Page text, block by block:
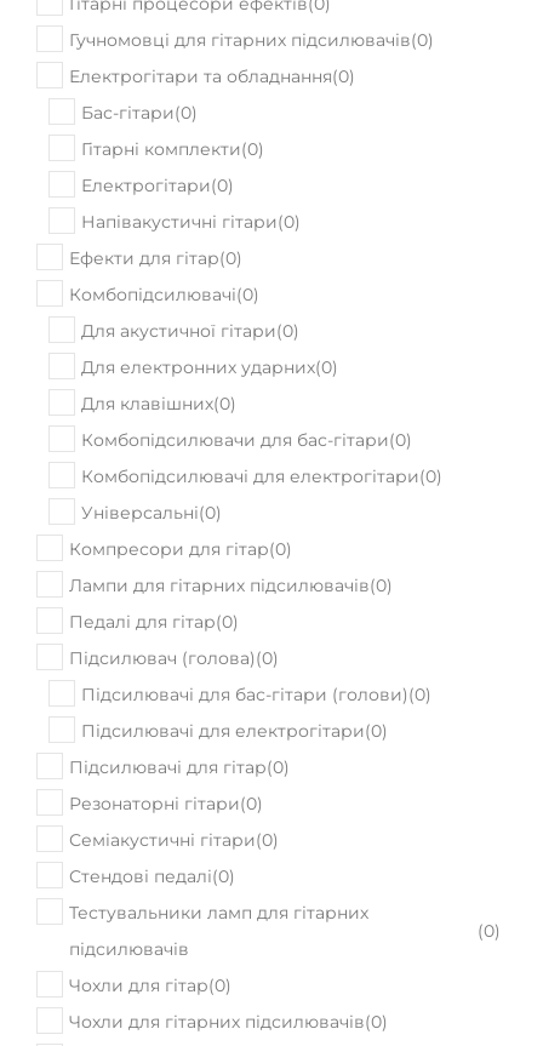
Гучномовці для гітарних підсилювачів(0)
Електрогітари та обладнання(0)
Бас-гітари(0)
Гітарні комплекти(0)
Електрогітари(0)
Напівакустичні гітари(0)
Ефекти для гітар(0)
Комбопідсилювачі(0)
Для акустичної гітари(0)
Для електронних ударних(0)
Для клавішних(0)
Комбопідсилювачи для бас-гітари(0)
Комбопідсилювачі для електрогітари(0)
Універсальні(0)
Компресори для гітар(0)
Лампи для гітарних підсилювачів(0)
Педалі для гітар(0)
Підсилювач (голова)(0)
Підсилювачі для бас-гітари (голови)(0)
Підсилювачі для електрогітари(0)
Підсилювачі для гітар(0)
Резонаторні гітари(0)
Семіакустичні гітари(0)
Стендові педалі(0)
Тестувальники ламп для гітарних
підсилювачів
(0)
Чохли для гітар(0)
Чохли для гітарних підсилювачів(0)